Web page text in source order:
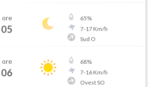
ore
05
65%
7-17Km/h
Sud O
ore
06
68%
7-16Km/h
Ovest SO